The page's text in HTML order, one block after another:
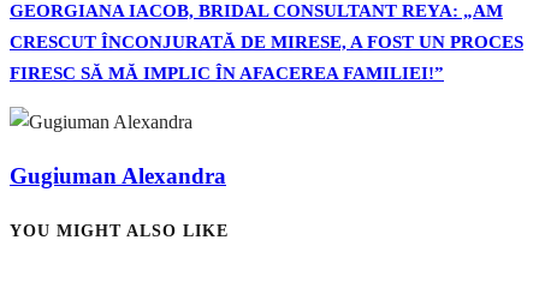
GEORGIANA IACOB, BRIDAL CONSULTANT REYA: „AM
CRESCUT ÎNCONJURATĂ DE MIRESE, A FOST UN PROCES
FIRESC SĂ MĂ IMPLIC ÎN AFACEREA FAMILIEI!”
Gugiuman Alexandra
YOU MIGHT ALSO LIKE